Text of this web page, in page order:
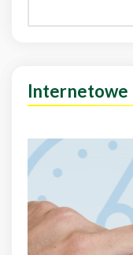
Internetowe